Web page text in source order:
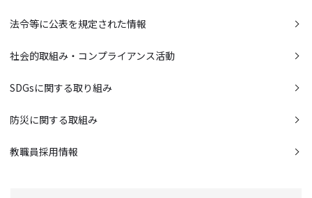
法令等に公表を規定された情報
社会的取組み・コンプライアンス活動
SDGsに関する取り組み
防災に関する取組み
教職員採用情報